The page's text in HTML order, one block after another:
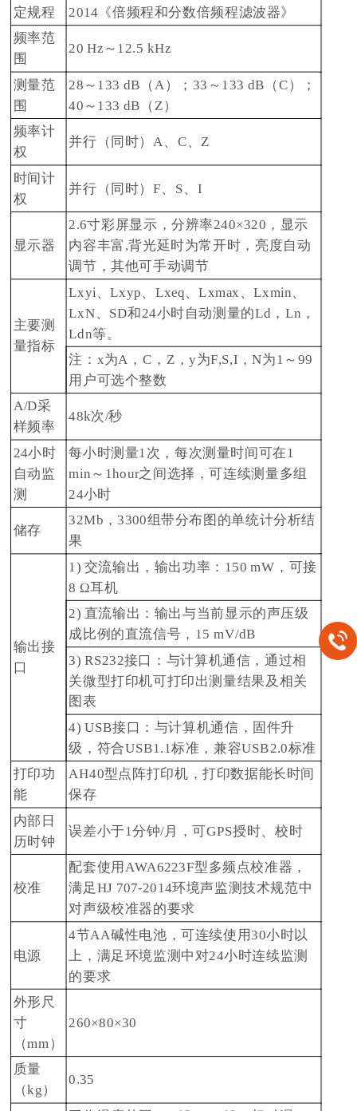
定规程
2014《倍频程和分数倍频程滤波器》
频率范
围
20 Hz～12.5 kHz
测量范
围
28～133 dB（A）；33～133 dB（C）；
40～133 dB（Z）
频率计
权
并行（同时）A、C、Z
时间计
权
并行（同时）F、S、I
显示器
2.6寸彩屏显示，分辨率240×320，显示
内容丰富,背光延时为常开时，亮度自动
调节，其他可手动调节
主要测
量指标
Lxyi、Lxyp、Lxeq、Lxmax、Lxmin、
LxN、SD和24小时自动测量的Ld，Ln，
Ldn等。
注：x为A，C，Z，y为F,S,I，N为1～99
用户可选个整数
A/D采
样频率
48k次/秒
24小时
自动监
测
每小时测量1次，每次测量时间可在1
min～1hour之间选择，可连续测量多组
24小时
储存
32Mb，3300组带分布图的单统计分析结
果
输出接
口
1) 交流输出，输出功率：150 mW，可接
8 Ω耳机
2) 直流输出：输出与当前显示的声压级
成比例的直流信号，15 mV/dB
3) RS232接口：与计算机通信，通过相
关微型打印机可打印出测量结果及相关
图表
4) USB接口：与计算机通信，固件升
级，符合USB1.1标准，兼容USB2.0标准
打印功
能
AH40型点阵打印机，打印数据能长时间
保存
内部日
历时钟
误差小于1分钟/月，可GPS授时、校时
校准
配套使用AWA6223F型多频点校准器，
满足HJ 707-2014环境声监测技术规范中
对声级校准器的要求
电源
4节AA碱性电池，可连续使用30小时以
上，满足环境监测中对24小时连续监测
的要求
外形尺
寸
（mm）
260×80×30
质量
（kg）
0.35